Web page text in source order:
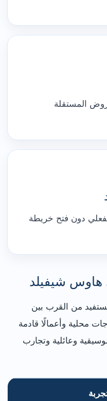
المستقلة
دون فتح خريطة
هاوس شيفيلد
من القرب بين
محلية وأعمالًا قادمة
وعائلية وتجارب